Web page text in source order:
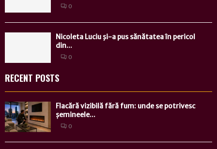
0
Nicoleta Luciu şi-a pus sănătatea în pericol
din...
0
RECENT POSTS
Flacără vizibilă fără fum: unde se potrivesc
șemineele...
0